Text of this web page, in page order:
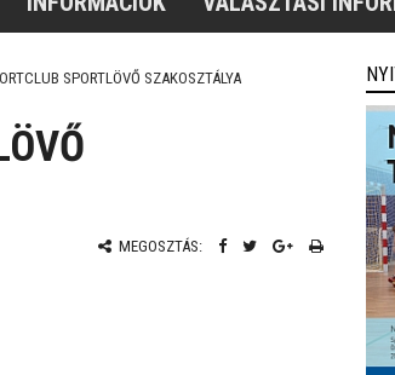
SPORTLÖVŐ SZAKOSZTÁLYA
MEGOSZTÁS: